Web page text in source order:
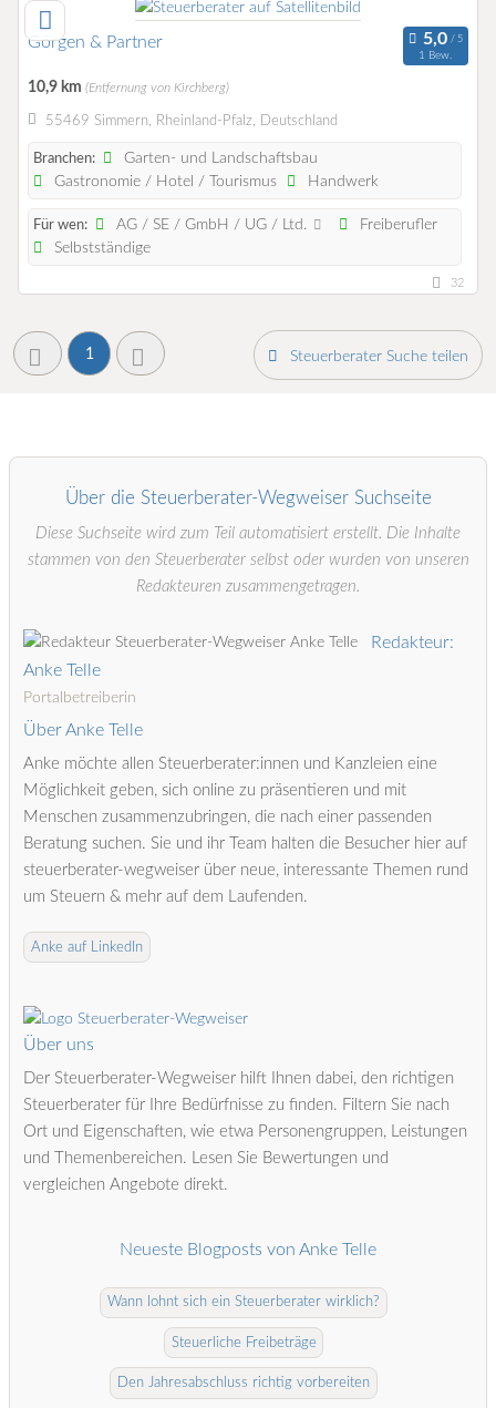
Görgen & Partner
1 Bew.
10,9 km (Entfernung von Kirchberg)
55469 Simmern, Rheinland-Pfalz, Deutschland
Branchen:
Garten- und Landschaftsbau
Gastronomie / Hotel / Tourismus
Handwerk
Für wen: AG / SE / GmbH / UG / Ltd.
Freiberufler
Selbstständige
32
1 Steuerberater Suche teilen
Über die Steuerberater-Wegweiser Suchseite
Diese Suchseite wird zum Teil automatisiert erstellt. Die Inhalte
stammen von den Steuerberater selbst oder wurden von unseren
Redakteuren zusammengetragen.
Redakteur:
Anke Telle
Portalbetreiberin
Über Anke Telle
Anke möchte allen Steuerberater:innen und Kanzleien eine
Möglichkeit geben, sich online zu präsentieren und mit
Menschen zusammenzubringen, die nach einer passenden
Beratung suchen. Sie und ihr Team halten die Besucher hier auf
steuerberater-wegweiser über neue, interessante Themen rund
um Steuern & mehr auf dem Laufenden.
Anke auf LinkedIn
Über uns
Der Steuerberater-Wegweiser hilft Ihnen dabei, den richtigen
Steuerberater für Ihre Bedürfnisse zu finden. Filtern Sie nach
Ort und Eigenschaften, wie etwa Personengruppen, Leistungen
und Themenbereichen. Lesen Sie Bewertungen und
vergleichen Angebote direkt.
Neueste Blogposts von Anke Telle
Wann lohnt sich ein Steuerberater wirklich?
Steuerliche Freibeträge
Den Jahresabschluss richtig vorbereiten